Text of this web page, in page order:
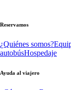
Reservamos
¿Quiénes somos?
autobúsHospedaje
Ayuda al viajero